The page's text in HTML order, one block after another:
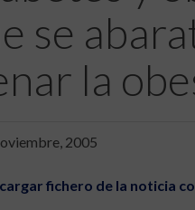
se
la
2005
fichero de la noticia